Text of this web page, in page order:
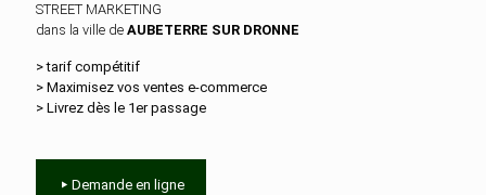
STREET MARKETING
dans la ville de AUBETERRE SUR DRONNE
> tarif compétitif
> Maximisez vos ventes e‑commerce
> Livrez dès le 1er passage
Demande en ligne